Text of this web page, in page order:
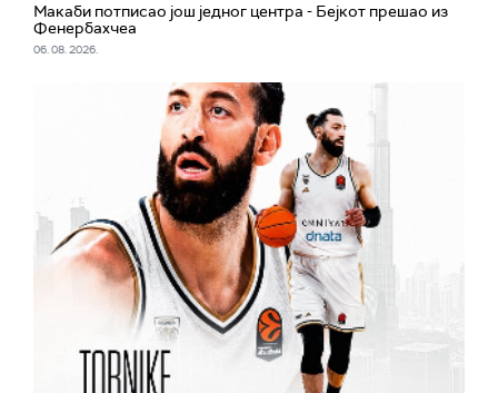
Макаби потписао још једног центра - Бејкот прешао из
Фенербахчеа
06. 08. 2026.